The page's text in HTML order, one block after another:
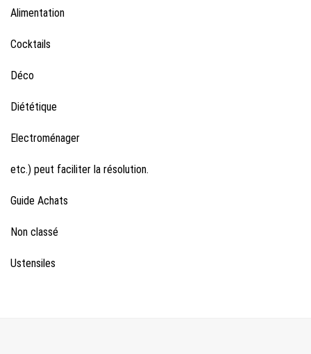
Alimentation
Cocktails
Déco
Diététique
Electroménager
etc.) peut faciliter la résolution.
Guide Achats
Non classé
Ustensiles